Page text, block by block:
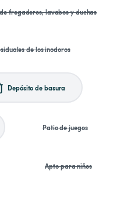
fregaderos, lavabos y duchas
de los inodoros
Depósito de basura
Patio de juegos
Apto para niños